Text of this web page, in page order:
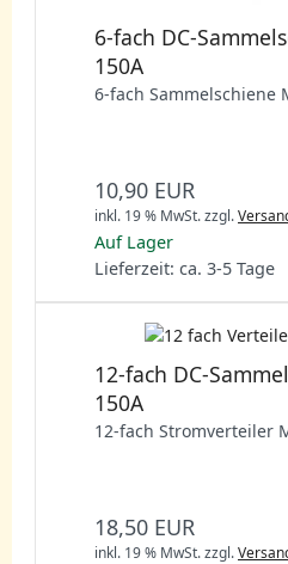
6-fach DC-
150A
6-fach Sammelschiene
10,90 EUR
inkl. 19 % MwSt.zzgl.
Auf Lager
Lieferzeit: ca. 3-5 Tage
12-fach DC-
150A
12-fach Stromverteiler
18,50 EUR
inkl. 19 % MwSt.zzgl.